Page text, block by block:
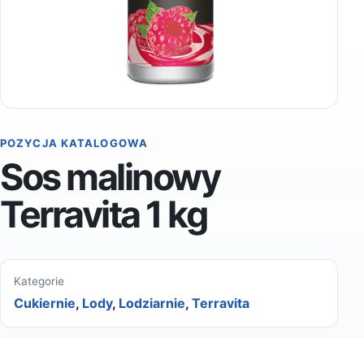
POZYCJA KATALOGOWA
Sos malinowy
Terravita 1 kg
Kategorie
Cukiernie, Lody, Lodziarnie, Terravita